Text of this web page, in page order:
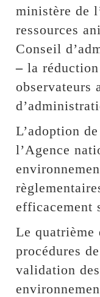
ministère de
ressources
Conseil
– la
observateurs
L’adoption
l’Agence
efficacement
Le quatrième
procédures
validation